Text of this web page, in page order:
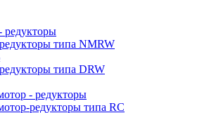
редукторы
типа NMRW
типа DRW
- редукторы
редукторы типа RC